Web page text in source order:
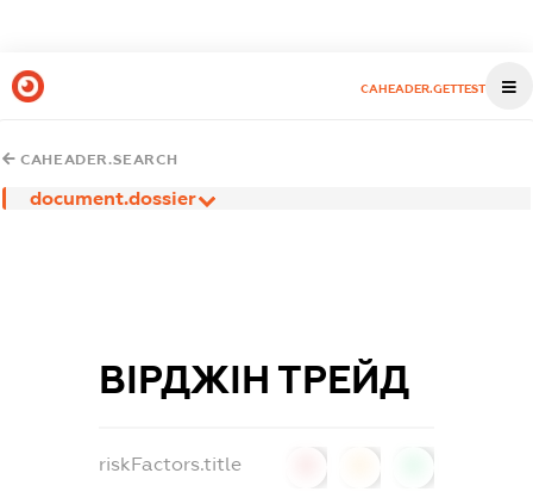
CAHEADER.GETTEST
CAHEADER.SEARCH
document.dossier
ВІРДЖІН ТРЕЙД
riskFactors.title